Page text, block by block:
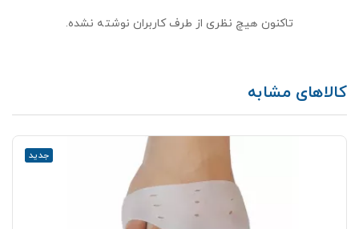
تاکنون هیچ نظری از طرف کاربران نوشته نشده.
کالاهای مشابه
جدید